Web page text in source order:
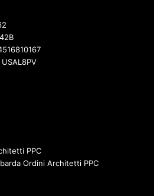
USAL8PV
PPC
Ordini Architetti PPC